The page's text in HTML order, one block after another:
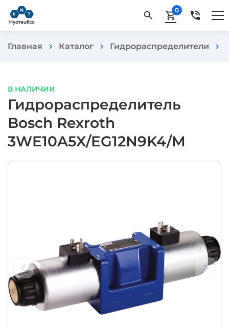
search shopping_cart0 phone_in_talk
Главная chevron_right Каталог chevron_right Гидрораспределители chevron_right
В НАЛИЧИИ
Гидрораспределитель
Bosch Rexroth
3WE10A5X/EG12N9K4/M